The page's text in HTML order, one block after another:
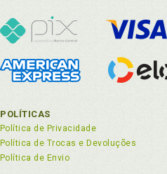
POLÍTICAS
Política de Privacidade
Política de Trocas e Devoluções
Política de Envio